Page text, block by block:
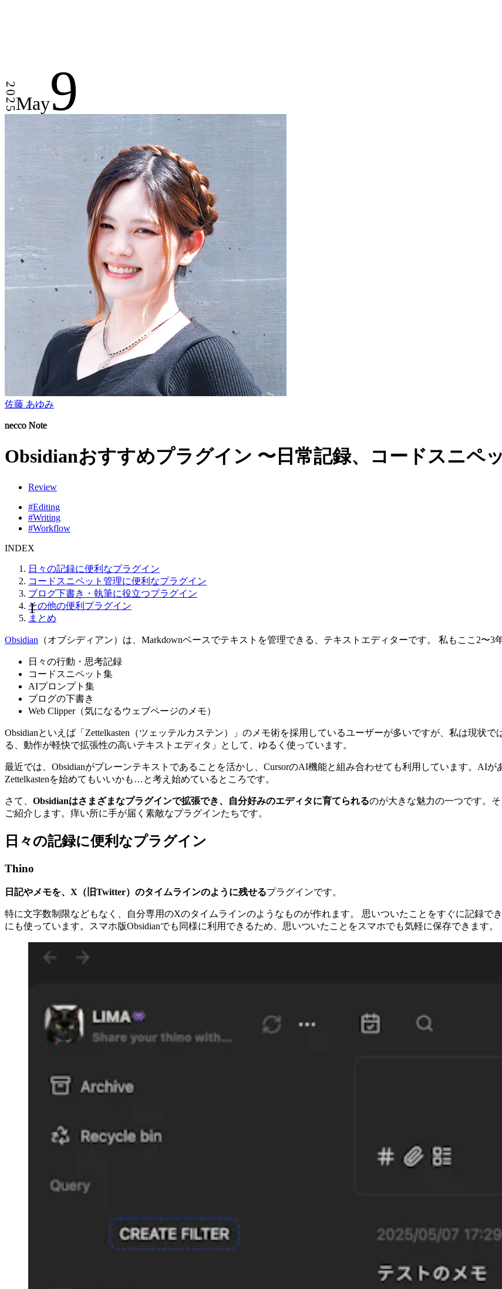
2025May9
佐藤 あゆみ
necco Note
Obsidianおすすめプラグイン 〜日常記録、コードスニペ
Review
#Editing
#Writing
#Workflow
INDEX
日々の記録に便利なプラグイン
コードスニペット管理に便利なプラグイン
ブログ下書き・執筆に役立つプラグイン
その他の便利プラグイン
まとめ
Obsidian （オブシディアン）は、Markdownベースでテキストを管理できる、テキストエディターです。 私もここ2〜3
日々の行動・思考記録
コードスニペット集
AIプロンプト集
ブログの下書き
Web Clipper（気になるウェブページのメモ）
Obsidianといえば「Zettelkasten（ツェッテルカステン）」のメモ術を採用しているユーザーが多いですが、私は現状で
る、動作が軽快で拡張性の高いテキストエディタ」として、ゆるく使っています。
最近では、Obsidianがプレーンテキストであることを活かし、CursorのAI機能と組み合わせても利用しています。AI
Zettelkastenを始めてもいいかも…と考え始めているところです。
さて、 Obsidianはさまざまなプラグインで拡張でき、自分好みのエディタに育てられるのが大きな魅力の一つです。
ご紹介します。痒い所に手が届く素敵なプラグインたちです。
日々の記録に便利なプラグイン
Thino
日記やメモを、X（旧Twitter）のタイムラインのように残せるプラグインです。
特に文字数制限などもなく、自分専用のXのタイムラインのようなものが作れます。 思いついたことをすぐに記録で
にも使っています。スマホ版Obsidianでも同様に利用できるため、思いついたことをスマホでも気軽に保存できます。